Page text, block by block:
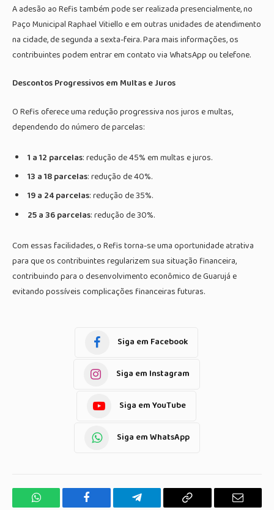
A adesão ao Refis também pode ser realizada presencialmente, no
Paço Municipal Raphael Vitiello e em outras unidades de atendimento
na cidade, de segunda a sexta-feira. Para mais informações, os
contribuintes podem entrar em contato via WhatsApp ou telefone.
Descontos Progressivos em Multas e Juros
O Refis oferece uma redução progressiva nos juros e multas,
dependendo do número de parcelas:
1 a 12 parcelas: redução de 45% em multas e juros.
13 a 18 parcelas: redução de 40%.
19 a 24 parcelas: redução de 35%.
25 a 36 parcelas: redução de 30%.
Com essas facilidades, o Refis torna-se uma oportunidade atrativa
para que os contribuintes regularizem sua situação financeira,
contribuindo para o desenvolvimento econômico de Guarujá e
evitando possíveis complicações financeiras futuras.
Siga em Facebook
Siga em Instagram
Siga em YouTube
Siga em WhatsApp
WhatsApp Facebook Telegrama Copiar E-